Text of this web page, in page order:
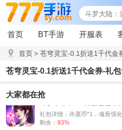
首页 BT手游 开服表
首页> 苍穹灵宝-0.1折送1千代金
苍穹灵宝-0.1折送1千代金券-礼
大家都在抢
礼包详情：许愿币*1，魂骨强
剩余： 93%